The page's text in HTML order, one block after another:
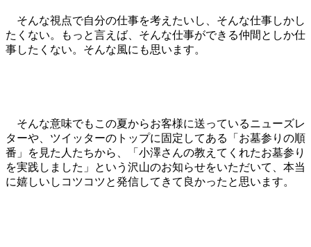
そんな視点で自分の仕事を考えたいし、そんな仕事しかし
たくない。もっと言えば、そんな仕事ができる仲間としか仕
事したくない。そんな風にも思います。
そんな意味でもこの夏からお客様に送っているニューズレ
ターや、ツイッターのトップに固定してある「お墓参りの順
番」を見た人たちから、「小澤さんの教えてくれたお墓参り
を実践しました」という沢山のお知らせをいただいて、本当
に嬉しいしコツコツと発信してきて良かったと思います。